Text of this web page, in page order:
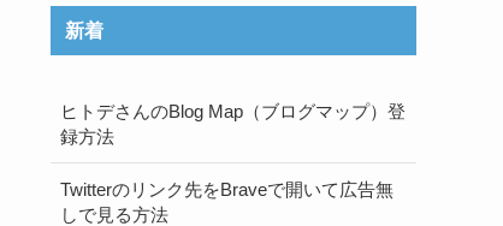
新着
ヒトデさんのBlog Map（ブログマップ）登
録方法
Twitterのリンク先をBraveで開いて広告無
しで見る方法